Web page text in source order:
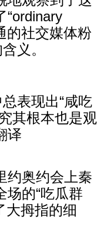
“ordinary
的社交媒体粉
义。
表现出“咸吃
其根本也是观
译
约奥约会上秦
场的“吃瓜群
大拇指的细